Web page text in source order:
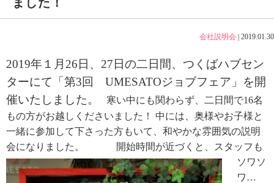
ました！
会社説明会 2019.01.30
2019年１月26日、27日の二日間、つくばハブセン
ターにて「第3回 UMESATOジョブフェア」を開
催いたしました。
寒い中にも関わらず、二日間で16名
もの方がお越しくださいました！
中には、奥様やお子様と
一緒に参加して下さった方もいて、和やかな雰囲気の説明
会になりました。
開始時間が近づくと、スタッフも
ソワソ
ワ…